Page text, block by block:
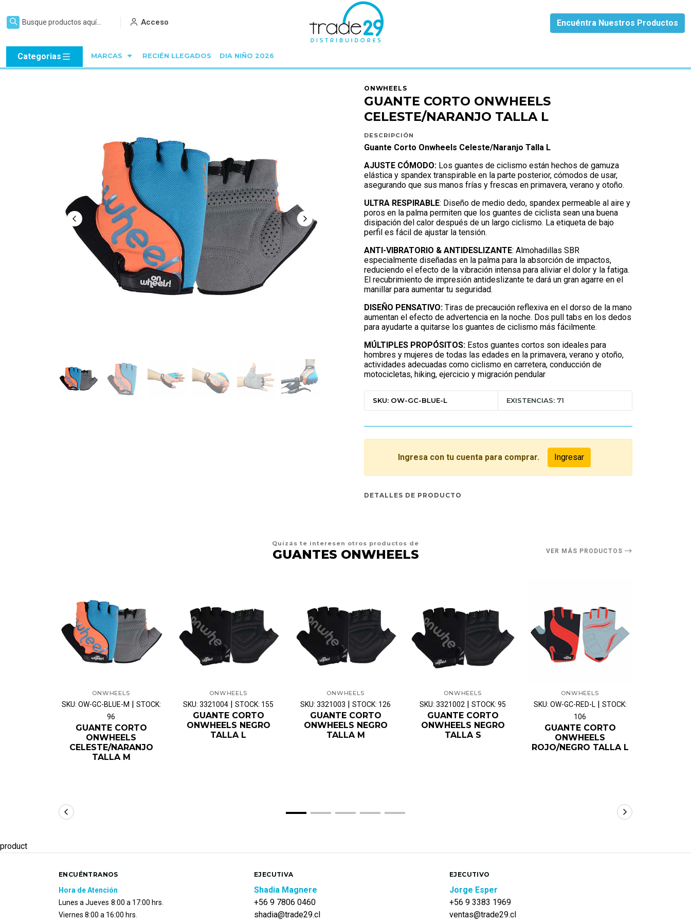
Acceso Encuéntra Nuestros Productos
Categorias MARCAS RECIÉN LLEGADOS DIA NIÑO 2026
Inicio ONWHEELS GUANTES ONWHEELS
ONWHEELS
GUANTE CORTO ONWHEELS
CELESTE/NARANJO TALLA L
DESCRIPCIÓN
Guante Corto Onwheels Celeste/Naranjo Talla L
AJUSTE CÓMODO: Los guantes de ciclismo están hechos de gamuza
elástica y spandex transpirable en la parte posterior, cómodos de usar,
asegurando que sus manos frías y frescas en primavera, verano y otoño.
ULTRA RESPIRABLE: Diseño de medio dedo, spandex permeable al aire y
poros en la palma permiten que los guantes de ciclista sean una buena
disipación del calor después de un largo ciclismo. La etiqueta de bajo
perfil es fácil de ajustar la tensión.
ANTI-VIBRATORIO & ANTIDESLIZANTE: Almohadillas SBR
especialmente diseñadas en la palma para la absorción de impactos,
reduciendo el efecto de la vibración intensa para aliviar el dolor y la fatiga.
El recubrimiento de impresión antideslizante te dará un gran agarre en el
manillar para aumentar tu seguridad.
DISEÑO PENSATIVO: Tiras de precaución reflexiva en el dorso de la mano
aumentan el efecto de advertencia en la noche. Dos pull tabs en los dedos
para ayudarte a quitarse los guantes de ciclismo más fácilmente.
MÚLTIPLES PROPÓSITOS: Estos guantes cortos son ideales para
hombres y mujeres de todas las edades en la primavera, verano y otoño,
actividades adecuadas como ciclismo en carretera, conducción de
motocicletas, hiking, ejercicio y migración pendular
SKU: OW-GC-BLUE-L EXISTENCIAS: 71
Ingresa con tu cuenta para comprar. Ingresar
DETALLES DE PRODUCTO
Quizás te interesen otros productos de
GUANTES ONWHEELS VER MÁS PRODUCTOS
ONWHEELS
SKU: OW-GC-BLUE-M | STOCK:
96
GUANTE CORTO
ONWHEELS
CELESTE/NARANJO
TALLA M
ONWHEELS
SKU: 3321004 | STOCK: 155
GUANTE CORTO
ONWHEELS NEGRO
TALLA L
ONWHEELS
SKU: 3321003 | STOCK: 126
GUANTE CORTO
ONWHEELS NEGRO
TALLA M
ONWHEELS
SKU: 3321002 | STOCK: 95
GUANTE CORTO
ONWHEELS NEGRO
TALLA S
ONWHEELS
SKU: OW-GC-RED-L | STOCK:
106
GUANTE CORTO
ONWHEELS
ROJO/NEGRO TALLA L
product
ENCUÉNTRANOS
Hora de Atención
Lunes a Jueves 8:00 a 17:00 hrs.
Viernes 8:00 a 16:00 hrs.
EJECUTIVA
Shadia Magnere
+56 9 7806 0460
shadia@trade29.cl
EJECUTIVO
Jorge Esper
+56 9 3383 1969
ventas@trade29.cl